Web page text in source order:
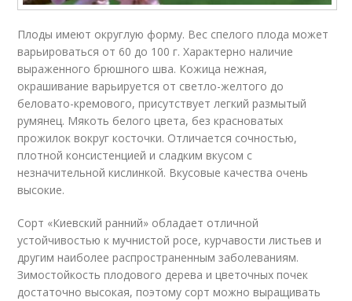
Плоды имеют округлую форму. Вес спелого плода может
варьироваться от 60 до 100 г. Характерно наличие
выраженного брюшного шва. Кожица нежная,
окрашивание варьируется от светло-желтого до
беловато-кремового, присутствует легкий размытый
румянец. Мякоть белого цвета, без красноватых
прожилок вокруг косточки. Отличается сочностью,
плотной консистенцией и сладким вкусом с
незначительной кислинкой. Вкусовые качества очень
высокие.
Сорт «Киевский ранний» обладает отличной
устойчивостью к мучнистой росе, курчавости листьев и
другим наиболее распространенным заболеваниям.
Зимостойкость плодового дерева и цветочных почек
достаточно высокая, поэтому сорт можно выращивать